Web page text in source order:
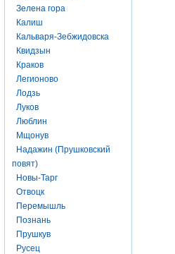
Зелена гора
Калиш
Кальваря-Зебжидовска
Квидзын
Краков
Легионово
Лодзь
Луков
Люблин
Мщонув
Надажин (Прушковский
повят)
Новы-Тарг
Отвоцк
Перемышль
Познань
Прушкув
Русец